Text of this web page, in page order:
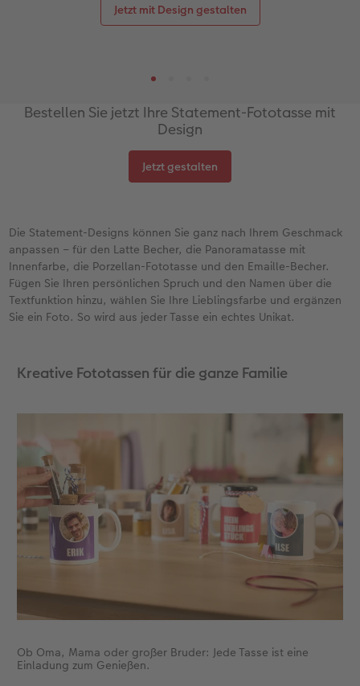
Jetzt mit Design gestalten
Bestellen Sie jetzt Ihre Statement-Fototasse mit
Design
Jetzt gestalten
Die Statement-Designs können Sie ganz nach Ihrem Geschmack
anpassen – für den Latte Becher, die Panoramatasse mit
Innenfarbe, die Porzellan-Fototasse und den Emaille-Becher.
Fügen Sie Ihren persönlichen Spruch und den Namen über die
Textfunktion hinzu, wählen Sie Ihre Lieblingsfarbe und ergänzen
Sie ein Foto. So wird aus jeder Tasse ein echtes Unikat.
Kreative Fototassen für die ganze Familie
Ob Oma, Mama oder großer Bruder: Jede Tasse ist eine
Einladung zum Genießen.